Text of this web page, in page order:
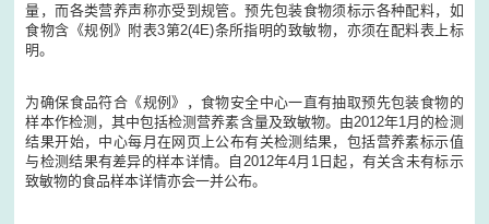
量，而各类营养声称亦受到规管。预先包装食物须标示各种配料，如
食物含《规例》附表3第2(4E)条所指明的致敏物，亦须在配料表上标
明。
为确保食品符合《规例》，食物安全中心一直有抽取预先包装食物的
样本作检测，其中包括检测营养素含量及致敏物。由2012年1月的检测
结果开始，中心每月在网页上公布有关检测结果，包括营养素标示值
与检测结果有差异的样本详情。自2012年4月1日起，有关含未有标示
致敏物的食品样本详情亦会一并公布。